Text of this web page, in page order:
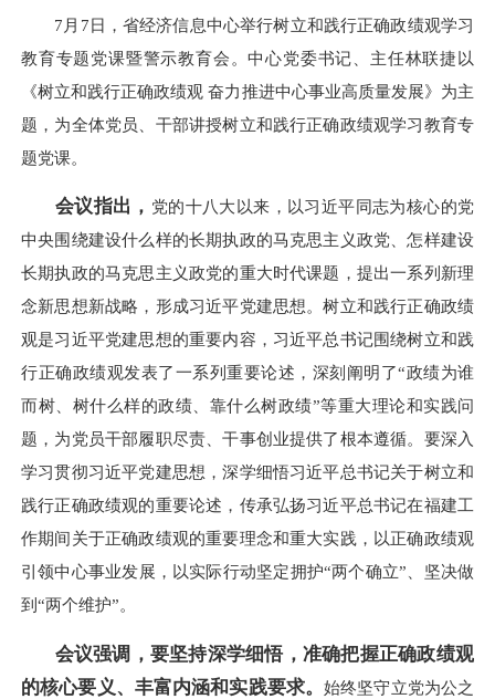
7月7日，省经济信息中心举行树立和践行正确政绩观学习
教育专题党课暨警示教育会。中心党委书记、主任林联捷以
《树立和践行正确政绩观 奋力推进中心事业高质量发展》为主
题，为全体党员、干部讲授树立和践行正确政绩观学习教育专
题党课。
会议指出， 党的十八大以来，以习近平同志为核心的党
中央围绕建设什么样的长期执政的马克思主义政党、怎样建设
长期执政的马克思主义政党的重大时代课题，提出一系列新理
念新思想新战略，形成习近平党建思想。树立和践行正确政绩
观是习近平党建思想的重要内容，习近平总书记围绕树立和践
行正确政绩观发表了一系列重要论述，深刻阐明了“政绩为谁
而树、树什么样的政绩、靠什么树政绩”等重大理论和实践问
题，为党员干部履职尽责、干事创业提供了根本遵循。要深入
学习贯彻习近平党建思想，深学细悟习近平总书记关于树立和
践行正确政绩观的重要论述，传承弘扬习近平总书记在福建工
作期间关于正确政绩观的重要理念和重大实践，以正确政绩观
引领中心事业发展，以实际行动坚定拥护“两个确立”、坚决做
到“两个维护”。
会议强调，要坚持深学细悟，准确把握正确政绩观
的核心要义、丰富内涵和实践要求。 始终坚守立党为公之